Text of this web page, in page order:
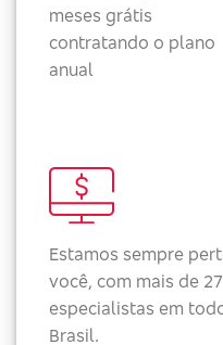
meses grátis
contratando o plano
anual
Estamos sempre
você, com mais de
especialistas em
Brasil.